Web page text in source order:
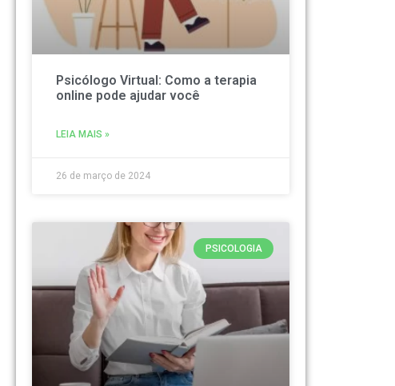
Psicólogo Virtual: Como a terapia
online pode ajudar você
LEIA MAIS »
26 de março de 2024
PSICOLOGIA